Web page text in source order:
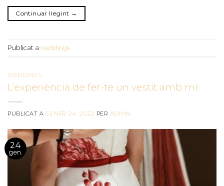
Continuar llegint →
Publicat a weddings
WEDDINGS
L’experiència de fer-te un vestit amb mi
PUBLICAT AGENER 24, 2022 PER ADMIN
24
gen.